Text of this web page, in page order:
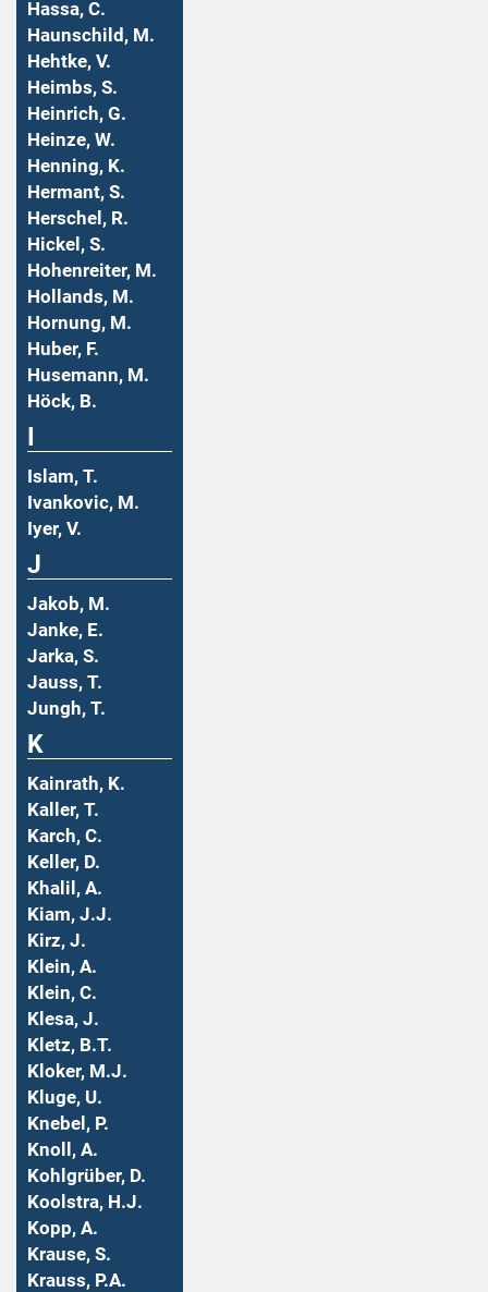
Hassa, C.
Haunschild, M.
Hehtke, V.
Heimbs, S.
Heinrich, G.
Heinze, W.
Henning, K.
Hermant, S.
Herschel, R.
Hickel, S.
Hohenreiter, M.
Hollands, M.
Hornung, M.
Huber, F.
Husemann, M.
Höck, B.
Islam, T.
Ivankovic, M.
Iyer, V.
J
Jakob, M.
Janke, E.
Jarka, S.
Jauss, T.
Jungh, T.
K
Kainrath, K.
Kaller, T.
Karch, C.
Keller, D.
Khalil, A.
Kiam, J.J.
Kirz, J.
Klein, A.
Klein, C.
Klesa, J.
Kletz, B.T.
Kloker, M.J.
Kluge, U.
Knebel, P.
Knoll, A.
Kohlgrüber, D.
Koolstra, H.J.
Kopp, A.
Krause, S.
Krauss, P.A.